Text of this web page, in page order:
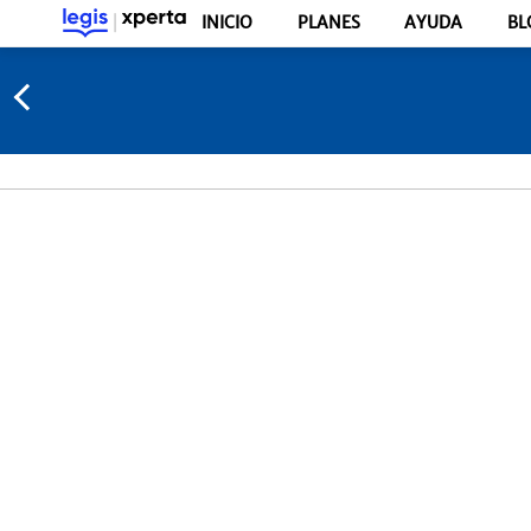
INICIO PLANES AYUDA